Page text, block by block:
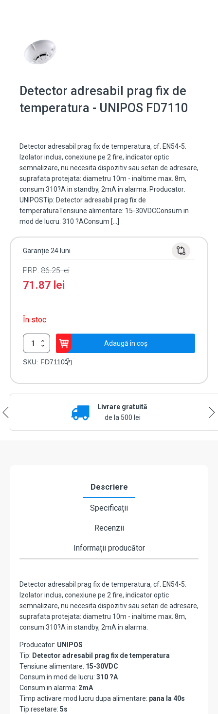
Detector adresabil prag fix de
temperatura - UNIPOS FD7110
Detector adresabil prag fix de temperatura, cf. EN54-5.
Izolator inclus, conexiune pe 2 fire, indicator optic
semnalizare, nu necesita dispozitiv sau setari de adresare,
suprafata protejata: diametru 10m - inaltime max. 8m,
consum 310?A in standby, 2mA in alarma. Producator:
UNIPOSTip: Detector adresabil prag fix de
temperaturaTensiune alimentare: 15-30VDCConsum in
mod de lucru: 310 ?AConsum […]
Garanție 24 luni
PRP: 86.25lei
71.87 lei
În stoc
Cantitate
Detector
adresabil
Adaugă în coș
SKU: FD7110
Livrare gratuită
de la 500 lei
Descriere
Specificații
Recenzii
Informații producător
Detector adresabil prag fix de temperatura, cf. EN54-5.
Izolator inclus, conexiune pe 2 fire, indicator optic
semnalizare, nu necesita dispozitiv sau setari de adresare,
suprafata protejata: diametru 10m - inaltime max. 8m,
consum 310?A in standby, 2mA in alarma.
Producator: UNIPOS
Tip: Detector adresabil prag fix de temperatura
Tensiune alimentare: 15-30VDC
Consum in mod de lucru: 310 ?A
Consum in alarma: 2mA
Timp activare mod lucru dupa alimentare: pana la 40s
Tip resetare: 5s